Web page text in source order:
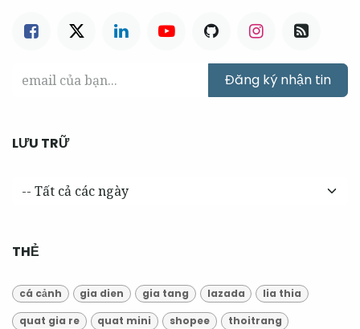
Đăng ký nhận tin
LƯU TRỮ
THẺ
cá cảnh gia dien gia tang lazada lia thia
quat gia re quat mini shopee thoitrang